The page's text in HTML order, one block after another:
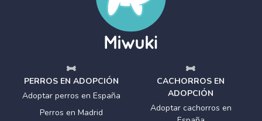
PERROS EN ADOPCIÓN
Adoptar perros en España
Perros en Madrid
CACHORROS EN
ADOPCIÓN
Adoptar cachorros en